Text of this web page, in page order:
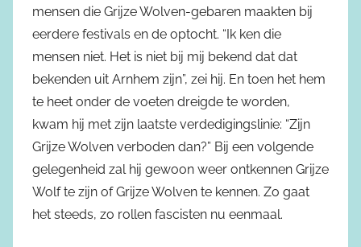
mensen die Grijze Wolven-gebaren maakten bij
eerdere festivals en de optocht. “Ik ken die
mensen niet. Het is niet bij mij bekend dat dat
bekenden uit Arnhem zijn”, zei hij. En toen het hem
te heet onder de voeten dreigde te worden,
kwam hij met zijn laatste verdedigingslinie: “Zijn
Grijze Wolven verboden dan?” Bij een volgende
gelegenheid zal hij gewoon weer ontkennen Grijze
Wolf te zijn of Grijze Wolven te kennen. Zo gaat
het steeds, zo rollen fascisten nu eenmaal.